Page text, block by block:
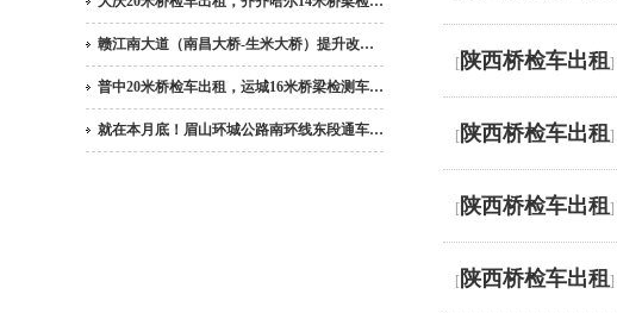
赣江南大道（南昌大桥-生米大桥）提升改…
普中20米桥检车出租，运城16米桥梁检测车…
就在本月底！眉山环城公路南环线东段通车…
[ 陕西桥检车出租]
[ 陕西桥检车出租]
[ 陕西桥检车出租]
[ 陕西桥检车出租]